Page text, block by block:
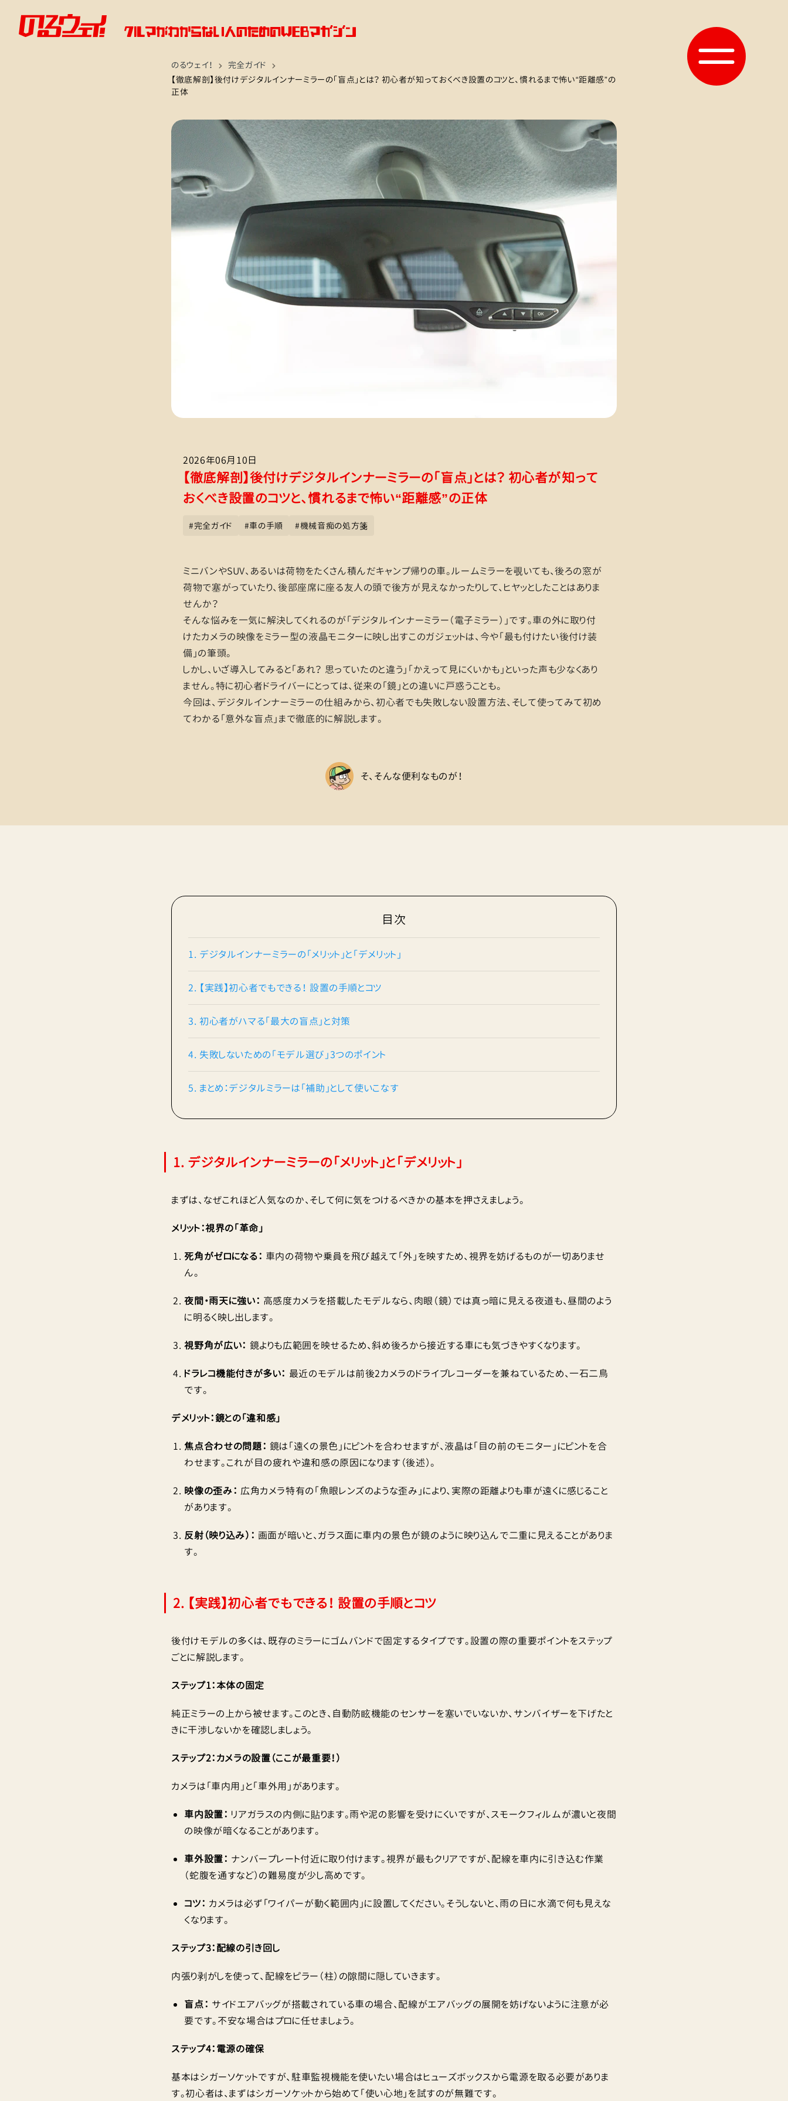
のるウェイ！
完全ガイド
【徹底解剖】後付けデジタルインナーミラーの「盲点」とは？ 初心者が知っておくべき設置のコツと、慣れるまで怖い“距離感”の
正体
2026年06月10日
【徹底解剖】後付けデジタルインナーミラーの「盲点」とは？ 初心者が知って
おくべき設置のコツと、慣れるまで怖い“距離感”の正体
#完全ガイド #車の手順 #機械音痴の処方箋
ミニバンやSUV、あるいは荷物をたくさん積んだキャンプ帰りの車。ルームミラーを覗いても、後ろの窓が
荷物で塞がっていたり、後部座席に座る友人の頭で後方が見えなかったりして、ヒヤッとしたことはありま
せんか？
そんな悩みを一気に解決してくれるのが「デジタルインナーミラー（電子ミラー）」です。車の外に取り付
けたカメラの映像をミラー型の液晶モニターに映し出すこのガジェットは、今や「最も付けたい後付け装
備」の筆頭。
しかし、いざ導入してみると「あれ？ 思っていたのと違う」「かえって見にくいかも」といった声も少なくあり
ません。特に初心者ドライバーにとっては、従来の「鏡」との違いに戸惑うことも。
今回は、デジタルインナーミラーの仕組みから、初心者でも失敗しない設置方法、そして使ってみて初め
てわかる「意外な盲点」まで徹底的に解説します。
そ、そんな便利なものが！
目次
1. デジタルインナーミラーの「メリット」と「デメリット」
2. 【実践】初心者でもできる！ 設置の手順とコツ
3. 初心者がハマる「最大の盲点」と対策
4. 失敗しないための「モデル選び」3つのポイント
5. まとめ：デジタルミラーは「補助」として使いこなす
1. デジタルインナーミラーの「メリット」と「デメリット」
まずは、なぜこれほど人気なのか、そして何に気をつけるべきかの基本を押さえましょう。
メリット：視界の「革命」
死角がゼロになる： 車内の荷物や乗員を飛び越えて「外」を映すため、視界を妨げるものが一切ありませ
ん。
夜間・雨天に強い： 高感度カメラを搭載したモデルなら、肉眼（鏡）では真っ暗に見える夜道も、昼間のよう
に明るく映し出します。
視野角が広い： 鏡よりも広範囲を映せるため、斜め後ろから接近する車にも気づきやすくなります。
ドラレコ機能付きが多い： 最近のモデルは前後2カメラのドライブレコーダーを兼ねているため、一石二鳥
です。
デメリット：鏡との「違和感」
焦点合わせの問題： 鏡は「遠くの景色」にピントを合わせますが、液晶は「目の前のモニター」にピントを合
わせます。これが目の疲れや違和感の原因になります（後述）。
映像の歪み： 広角カメラ特有の「魚眼レンズのような歪み」により、実際の距離よりも車が遠くに感じること
があります。
反射（映り込み）： 画面が暗いと、ガラス面に車内の景色が鏡のように映り込んで二重に見えることがありま
す。
2. 【実践】初心者でもできる！ 設置の手順とコツ
後付けモデルの多くは、既存のミラーにゴムバンドで固定するタイプです。設置の際の重要ポイントをステップ
ごとに解説します。
ステップ1：本体の固定
純正ミラーの上から被せます。このとき、自動防眩機能のセンサーを塞いでいないか、サンバイザーを下げたと
きに干渉しないかを確認しましょう。
ステップ2：カメラの設置（ここが最重要！）
カメラは「車内用」と「車外用」があります。
車内設置： リアガラスの内側に貼ります。雨や泥の影響を受けにくいですが、スモークフィルムが濃いと夜間
の映像が暗くなることがあります。
車外設置： ナンバープレート付近に取り付けます。視界が最もクリアですが、配線を車内に引き込む作業
（蛇腹を通すなど）の難易度が少し高めです。
コツ： カメラは必ず「ワイパーが動く範囲内」に設置してください。そうしないと、雨の日に水滴で何も見えな
くなります。
ステップ3：配線の引き回し
内張り剥がしを使って、配線をピラー（柱）の隙間に隠していきます。
盲点： サイドエアバッグが搭載されている車の場合、配線がエアバッグの展開を妨げないように注意が必
要です。不安な場合はプロに任せましょう。
ステップ4：電源の確保
基本はシガーソケットですが、駐車監視機能を使いたい場合はヒューズボックスから電源を取る必要がありま
す。初心者は、まずはシガーソケットから始めて「使い心地」を試すのが無難です。